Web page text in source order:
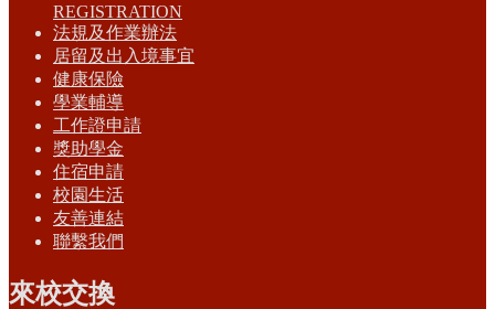
REGISTRATION
法規及作業辦法
居留及出入境事宜
健康保險
學業輔導
工作證申請
獎助學金
住宿申請
校園生活
友善連結
聯繫我們
來校交換